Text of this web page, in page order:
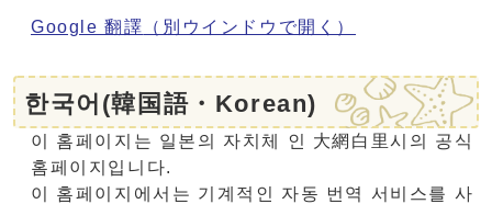
Google 翻譯 （別ウインドウで開く）
한국어(韓国語・Korean)
이 홈페이지는 일본의 자치체 인 大網白里시의 공식
홈페이지입니다.
이 홈페이지에서는 기계적인 자동 번역 서비스를 사